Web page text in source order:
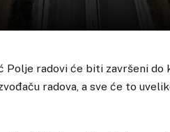
Polje radovi će biti završeni do
radova, a sve će to